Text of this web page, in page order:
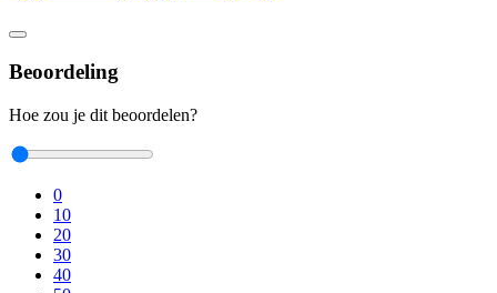
Beoordeling
Hoe zou je dit beoordelen?
0
10
20
30
40